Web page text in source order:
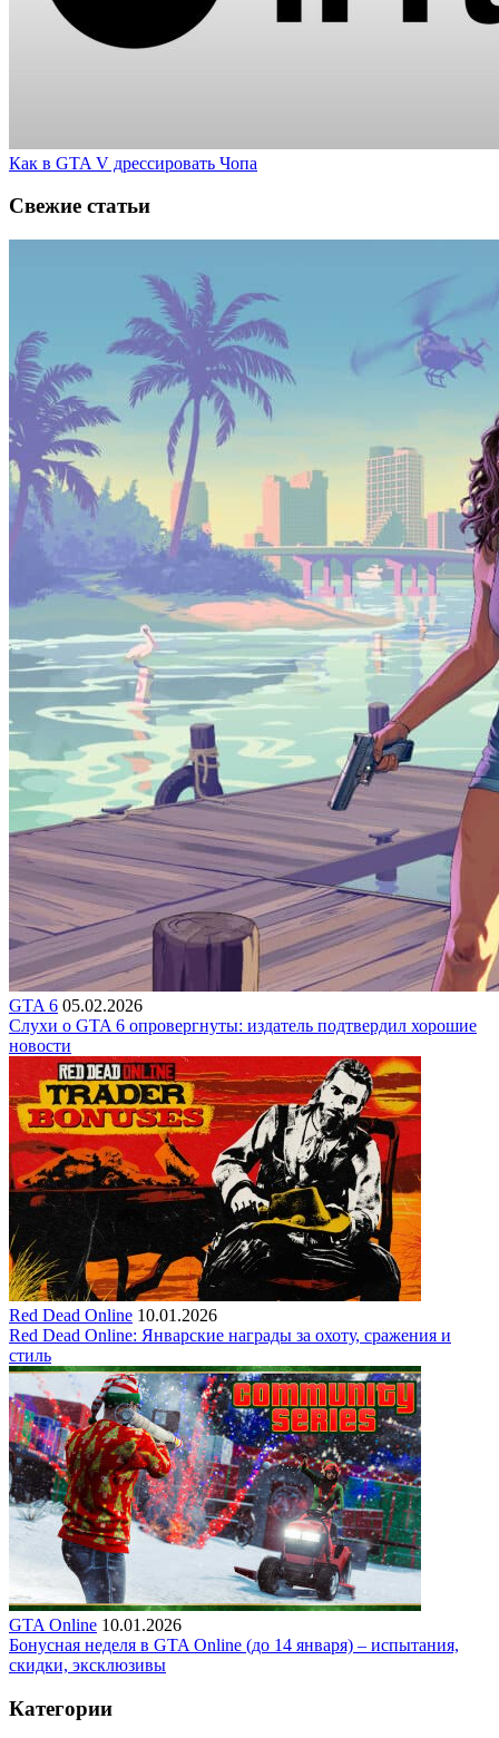
Как в GTA V дрессировать Чопа
Свежие статьи
GTA 6 05.02.2026
Слухи о GTA 6 опровергнуты: издатель подтвердил хорошие
новости
Red Dead Online 10.01.2026
Red Dead Online: Январские награды за охоту, сражения и
стиль
GTA Online 10.01.2026
Бонусная неделя в GTA Online (до 14 января) – испытания,
скидки, эксклюзивы
Категории